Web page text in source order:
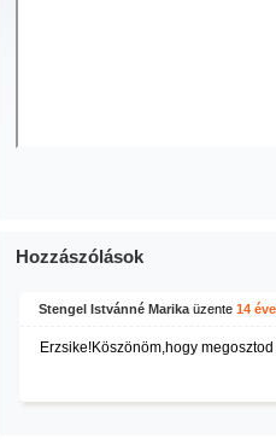
Hozzászólások
Stengel Istvánné Marika üzente 14 éve
Erzsike!Köszönöm,hogy